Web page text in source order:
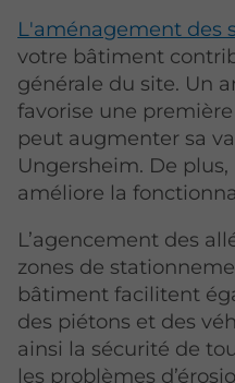
L'aménagement des
votre bâtiment
générale du site. Un
favorise une
peut augmenter sa
Ungersheim. De
améliore la
L’agencement des
zones de
bâtiment facilitent
des piétons et des
ainsi la sécurité de
les problèmes